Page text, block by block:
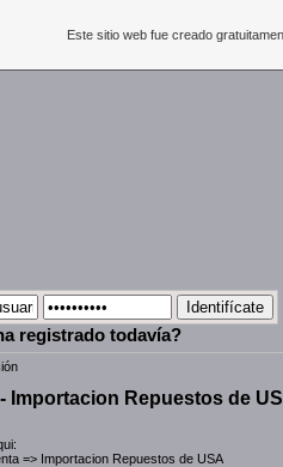
registrado todavía?
Importacion Repuestos de
=> Importacion Repuestos de USA
Este sitio web fue creado